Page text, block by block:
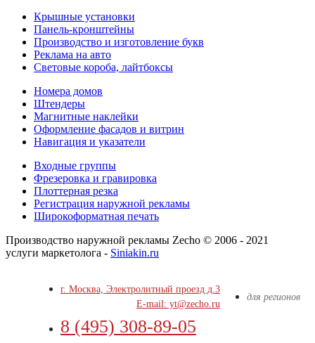
Крышные установки
Панель-кронштейны
Производство и изготовление букв
Реклама на авто
Световые короба, лайтбоксы
Номера домов
Штендеры
Магнитные наклейки
Оформление фасадов и витрин
Навигация и указатели
Входные группы
Фрезеровка и гравировка
Плоттерная резка
Регистрация наружной рекламы
Широкоформатная печать
Производство наружной рекламы Zecho © 2006 - 2021
услуги маркетолога - Siniakin.ru
г. Москва, Электролитный проезд д.3
E-mail: yt@zecho.ru
для регионов
8 (495) 308-89-05